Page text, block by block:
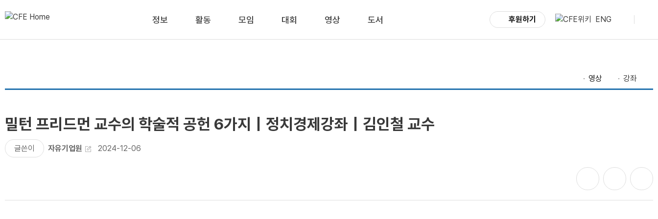
정보 활동 모임 대회 영상 도서 후원하기 ENG
영상 강좌
밀턴 프리드먼 교수의 학술적 공헌 6가지｜정치경제강좌｜김인철 교수
글쓴이 자유기업원 2024-12-06